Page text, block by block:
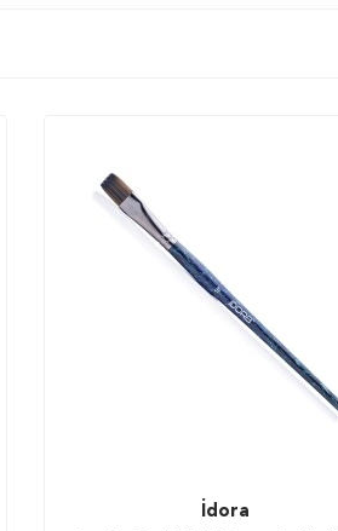
İdora